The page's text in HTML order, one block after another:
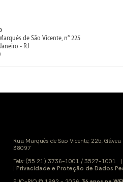
de São Vicente, n° 225
- RJ